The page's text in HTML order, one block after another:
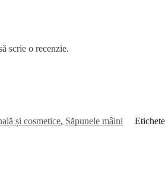
scrie o recenzie.
și cosmetice, Săpunele mâini